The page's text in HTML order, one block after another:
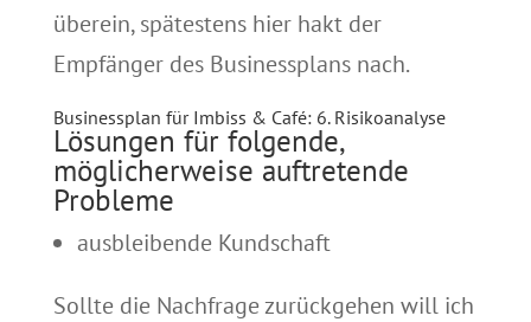
überein, spätestens hier hakt der
Empfänger des Businessplans nach.
Businessplan für Imbiss & Café: 6. Risikoanalyse
Lösungen für folgende,
möglicherweise auftretende
Probleme
ausbleibende Kundschaft
Sollte die Nachfrage zurückgehen will ich